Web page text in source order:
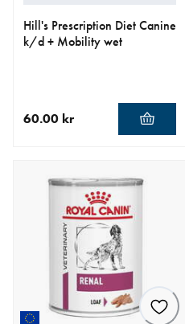
Hill's Prescription Diet Canine
k/d + Mobility wet
60.00 kr